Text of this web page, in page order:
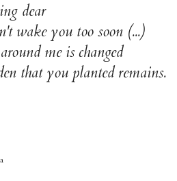
dear
wake you too soon (...)
me is changed
that you planted remains.